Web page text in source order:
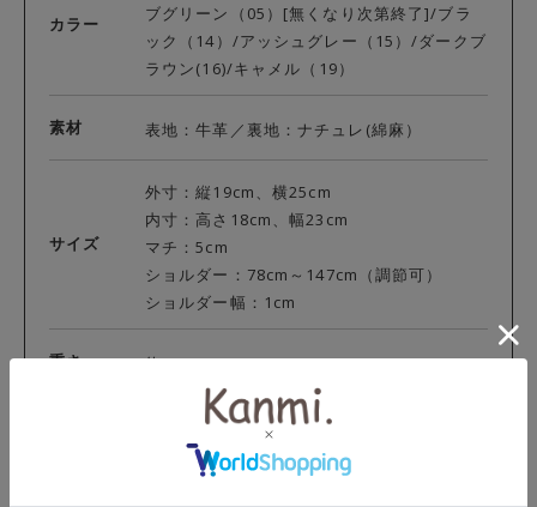
カラー
ブグリーン（05）[無くなり次第終了]/ブラ
ック（14）/アッシュグレー（15）/ダークブ
ラウン(16)/キャメル（19）
素材 表地：牛革／裏地：ナチュレ(綿麻）
サイズ
外寸：縦19cm、横25cm
内寸：高さ18cm、幅23cm
マチ：5cm
ショルダー：78cm～147cm（調節可）
ショルダー幅：1cm
重さ 約 210g